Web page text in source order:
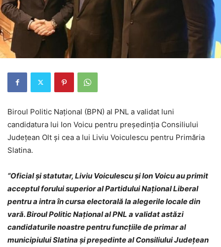
Biroul Politic Național (BPN) al PNL a validat luni
candidatura lui Ion Voicu pentru președinția Consiliului
Județean Olt și cea a lui Liviu Voiculescu pentru Primăria
Slatina.
“Oficial și statutar, Liviu Voiculescu și Ion Voicu au primit
acceptul forului superior al Partidului Național Liberal
pentru a intra în cursa electorală la alegerile locale din
vară. Biroul Politic Național al PNL a validat astăzi
candidaturile noastre pentru funcțiile de primar al
municipiului Slatina și președinte al Consiliului Județean